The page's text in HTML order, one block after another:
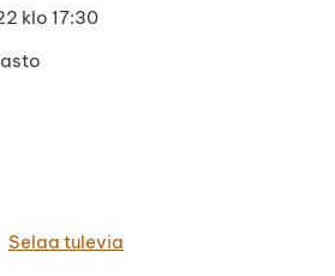
klo 17:30
Selaa tulevia